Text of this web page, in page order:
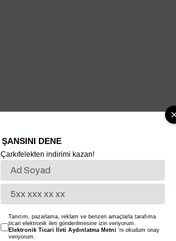
ŞANSINI DENE
Çarkıfelekten indirimi kazan!
Tanıtım, pazarlama, reklam ve benzeri amaçlarla tarafıma
ticari elektronik ileti gönderilmesine izin veriyorum.
Elektronik Ticari İleti Aydınlatma Metni 'ni okudum onay
veriyorum.